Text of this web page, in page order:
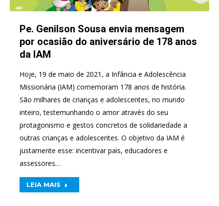
Pe. Genilson Sousa envia mensagem
por ocasião do aniversário de 178 anos
da IAM
Hoje, 19 de maio de 2021, a Infância e Adolescência
Missionária (IAM) comemoram 178 anos de história.
São milhares de crianças e adolescentes, no mundo
inteiro, testemunhando o amor através do seu
protagonismo e gestos concretos de solidariedade a
outras crianças e adolescentes. O objetivo da IAM é
justamente esse: incentivar pais, educadores e
assessores…
LEIA MAIS